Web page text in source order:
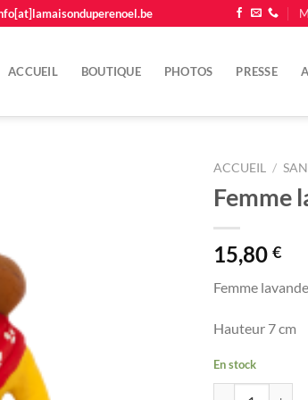
ACCUEIL BOUTIQUE PHOTOS PRESSE
ACCUEIL /
Femme
15,80 €
Femme
Hauteur 7 cm
En stock